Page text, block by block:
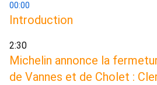
00:00
Introduction
2:30
Michelin annonce la
de Vannes et de Cholet :